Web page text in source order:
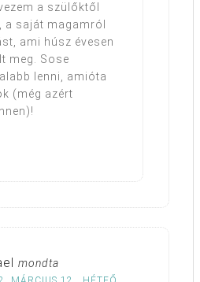
a szülőktől
a saját magamról
ami húsz évesen
meg. Sose
lenni, amióta
(még azért
mondta